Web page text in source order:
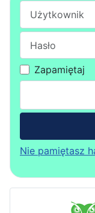
Zapamiętaj
Nie pamiętasz